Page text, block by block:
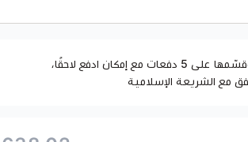
وقسّمها على 5 دفعات مع إمكان ادفع لاحقًا،
مع الشريعة الإسلامية